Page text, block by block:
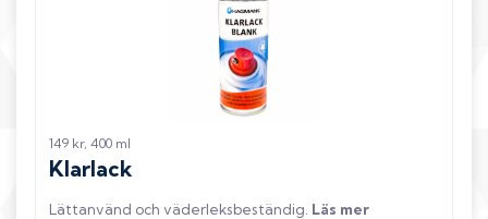
149 kr, 400 ml
Klarlack
Lättanvänd och väderleksbeständig Läs mer